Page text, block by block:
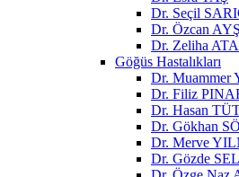
Dr. Seçil
Dr. Özcan
Dr. Zeliha
Göğüs Hastalıkları
Dr. Muammer
Dr. Filiz
Dr. Hasan
Dr. Gökhan
Dr. Merve
Dr. Gözde